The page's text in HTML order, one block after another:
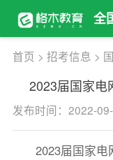
全
首页 > 招考信息 >
2023届国家电
发布时间：2022-
2023届国家